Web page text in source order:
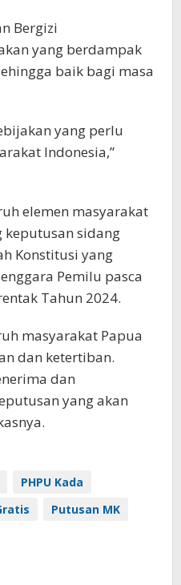
Bergizi
yang berdampak
baik bagi masa
yang perlu
Indonesia,”
elemen masyarakat
sidang
Konstitusi yang
Pemilu pasca
Tahun 2024.
masyarakat Papua
dan ketertiban.
dan
yang akan
PHPU Kada
Putusan MK